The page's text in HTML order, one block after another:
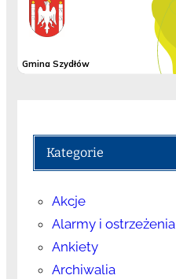
Kategorie
Akcje
Alarmy i ostrzeżenia
Ankiety
Archiwalia